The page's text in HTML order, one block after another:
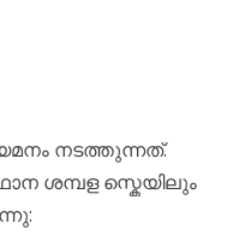
നടത്തുന്നത്.
ശമ്പള സ്കെയിലും